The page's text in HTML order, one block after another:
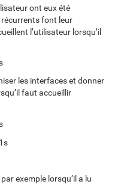
ont eux été
font leur
l’utilisateur lorsqu’il
les interfaces et donner
faut accueillir
exemple lorsqu’il a lu